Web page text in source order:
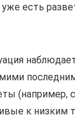
есть
(например,
к низким